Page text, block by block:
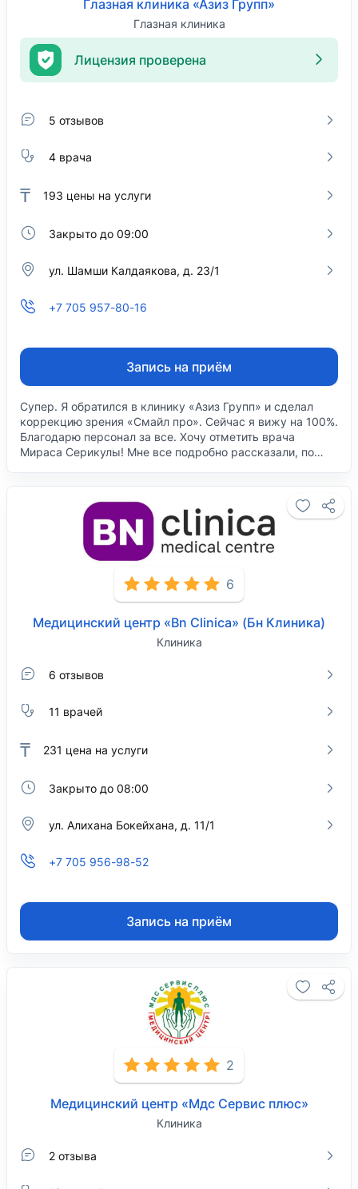
Глазная клиника «Азиз Групп»
Глазная клиника
Лицензия проверена
5 отзывов
4 врача
₸ 193 цены на услуги
Закрыто до 09:00
ул. Шамши Калдаякова, д. 23/1
+7 705 957-80-16
Запись на приём
Супер. Я обратился в клинику «Азиз Групп» и сделал
коррекцию зрения «Смайл про». Сейчас я вижу на 100%.
Благодарю персонал за все. Хочу отметить врача
Мираса Серикулы! Мне все подробно рассказали, по…
6
Медицинский центр «Bn Clinica» (Бн Клиника)
Клиника
6 отзывов
11 врачей
₸ 231 цена на услуги
Закрыто до 08:00
ул. Алихана Бокейхана, д. 11/1
+7 705 956-98-52
Запись на приём
2
Медицинский центр «Мдс Сервис плюс»
Клиника
2 отзыва